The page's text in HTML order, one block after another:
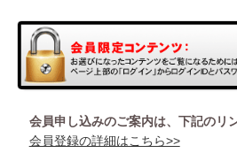
会員申し込みのご案内は、下記のリ
会員登録の詳細はこちら>>